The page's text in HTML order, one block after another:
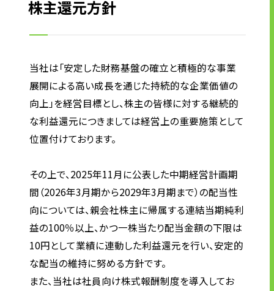
企業のご担当者様へ
企業のご担当者様へTOP
サービス・ソリューション一覧
事例紹介
お問い合わせ
お問い合わせ・ご相談
人材派遣・請負に関して
WEB お問い合わせ
株主還元方針
当社は「安定した財務基盤の確立と積極的な事業
展開による高い成長を通じた持続的な企業価値の
向上」を経営目標とし、株主の皆様に対する継続的
な利益還元につきましては経営上の重要施策として
位置付けております。
その上で、2025年11月に公表した中期経営計画期
間（2026年3月期から2029年3月期まで）の配当性
向については、親会社株主に帰属する連結当期純利
益の100％以上、かつ一株当たり配当金額の下限は
10円として業績に連動した利益還元を行い、安定的
な配当の維持に努める方針です。
また、当社は社員向け株式報酬制度を導入してお